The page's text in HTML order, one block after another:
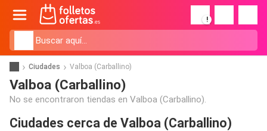
!
Ciudades Valboa (Carballino)
Valboa (Carballino)
No se encontraron tiendas en Valboa (Carballino).
Ciudades cerca de Valboa (Carballino)